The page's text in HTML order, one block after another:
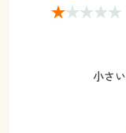
小さい